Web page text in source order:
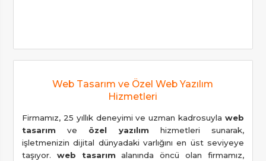
Web Tasarım ve Özel Web Yazılım
Hizmetleri
Firmamız, 25 yıllık deneyimi ve uzman kadrosuylaweb
tasarımve özel yazılımhizmetleri sunarak,
işletmenizin dijital dünyadaki varlığını en üst seviyeye
taşıyor. web tasarımalanında öncü olan firmamız,